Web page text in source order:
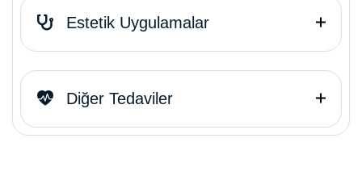
Estetik Uygulamalar
Diğer Tedaviler